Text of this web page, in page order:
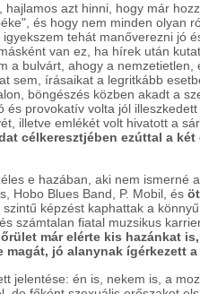
azt hinni, hogy már
és hogy nem minden olyan
tehát manőverezni jó
van ez, ha hírek után
a bulvárt, ahogy a nemzetietlen,
sem, írásaikat a legritkább
böngészés közben akadt a
provokatív volta jól illeszkedett
illetve emlékét volt hivatott a
célkeresztjében ezúttal a
e hazában, aki nem ismerné
Hobo Blues Band, P. Mobil, és
szintű képzést kaphattak a
számtalan fiatal muzsikus
már elérte kis hazánkat
jó alanynak ígérkezett
jelentése: én is, nekem is, a